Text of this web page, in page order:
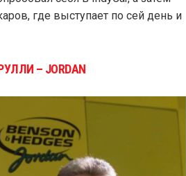
где выступает по сей день и
– JORDAN